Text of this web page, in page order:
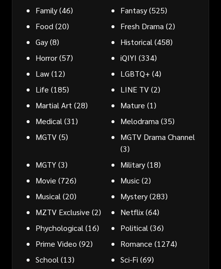
Family(46) Fantasy(525)
Food (20) Fresh Drama (2)
Gay(8) Historical (458)
Horror(57) iQIYI (334)
Law(12) LGBTQ+ (4)
Life (185) LINE TV(2)
Martial Art (28) Mature (1)
Medical (31) Melodrama (35)
MGTV(5)
MGTV Drama Channel
(3)
MGTY(3) Military(18)
Movie (726) Music(2)
Musical (20) Mystery(283)
MZTV Exclusive (2) Netflix(64)
Phychological (16) Political (36)
Prime Video (92) Romance (1274)
School (13) Sci-Fi (69)